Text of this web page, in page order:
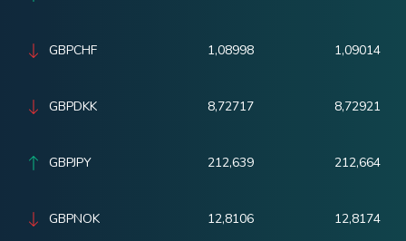
GBPCHF 1,08998 1,09014
GBPDKK 8,72717 8,72921
GBPJPY 212,639 212,664
GBPNOK 12,8106 12,8174